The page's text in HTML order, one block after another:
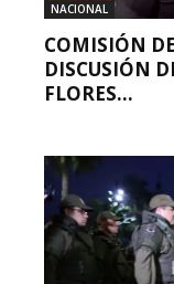
NACIONAL
COMISIÓN
DISCUSIÓN
FLORES...